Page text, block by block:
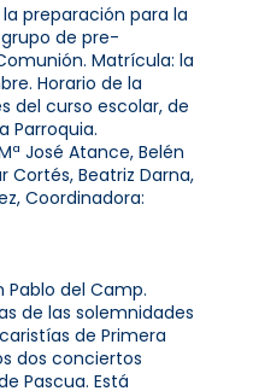
preparación para la
de pre-
Matrícula: la
Horario de la
del curso escolar, de
Parroquia.
José Atance, Belén
Cortés, Beatriz Darna,
Coordinadora:
Pablo del Camp.
de las solemnidades
de Primera
dos conciertos
Pascua. Está